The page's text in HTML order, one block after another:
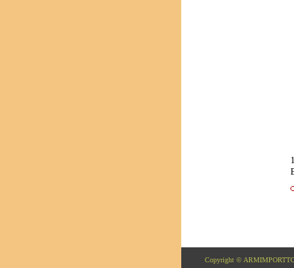
Copyright ©